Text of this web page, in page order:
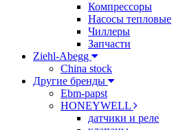
Компрессоры
Насосы тепловые
Чиллеры
Запчасти
Ziehl-Abegg
China stock
Другие бренды
Ebm-papst
HONEYWELL
датчики и реле